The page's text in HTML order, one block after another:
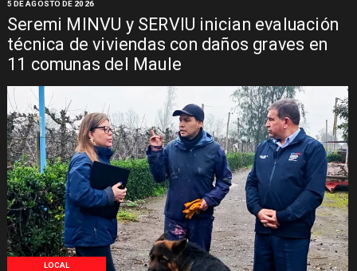
Seremi MINVU y SERVIU inician evaluación
técnica de viviendas con daños graves en
11 comunas del Maule
5 DE AGOSTO DE 2026
LOCAL